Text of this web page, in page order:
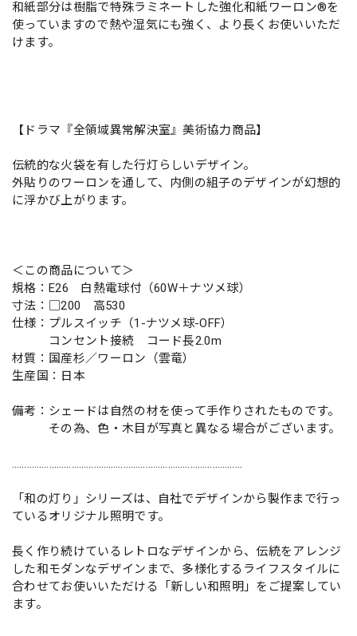
和紙部分は樹脂で特殊ラミネートした強化和紙ワーロン®を
使っていますので熱や湿気にも強く、より長くお使いいただ
けます。
【ドラマ『全領域異常解決室』美術協力商品】
伝統的な火袋を有した行灯らしいデザイン。
外貼りのワーロンを通して、内側の組子のデザインが幻想的
に浮かび上がります。
＜この商品について＞
規格：E26 白熱電球付（60W＋ナツメ球）
寸法：□200 高530
仕様：プルスイッチ（1-ナツメ球-OFF）
コンセント接続 コード長2.0m
材質：国産杉／ワーロン（雲竜）
生産国：日本
備考：シェードは自然の材を使って手作りされたものです。
その為、色・木目が写真と異なる場合がございます。
…………………………………………………………………………………
「和の灯り」シリーズは、自社でデザインから製作まで行っ
ているオリジナル照明です。
長く作り続けているレトロなデザインから、伝統をアレンジ
した和モダンなデザインまで、多様化するライフスタイルに
合わせてお使いいただける「新しい和照明」をご提案してい
ます。